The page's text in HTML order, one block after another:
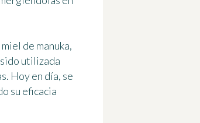
de manuka,
utilizada
Hoy en día, se
su eficacia